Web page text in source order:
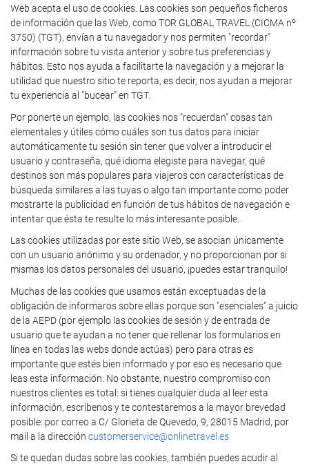
Web acepta el uso de cookies. Las cookies son pequeños ficheros
de información que las Web, como TOR GLOBAL TRAVEL (CICMA nº
3750) (TGT), envían a tu navegador y nos permiten "recordar"
información sobre tu visita anterior y sobre tus preferencias y
hábitos. Esto nos ayuda a facilitarte la navegación y a mejorar la
utilidad que nuestro sitio te reporta, es decir, nos ayudan a mejorar
tu experiencia al "bucear" en TGT.
Por ponerte un ejemplo, las cookies nos "recuerdan" cosas tan
elementales y útiles cómo cuáles son tus datos para iniciar
automáticamente tu sesión sin tener que volver a introducir el
usuario y contraseña, qué idioma elegiste para navegar, qué
destinos son más populares para viajeros con características de
búsqueda similares a las tuyas o algo tan importante como poder
mostrarte la publicidad en función de tus hábitos de navegación e
intentar que ésta te resulte lo más interesante posible.
Las cookies utilizadas por este sitio Web, se asocian únicamente
con un usuario anónimo y su ordenador, y no proporcionan por si
mismas los datos personales del usuario, ¡puedes estar tranquilo!
Muchas de las cookies que usamos están exceptuadas de la
obligación de informaros sobre ellas porque son "esenciales" a juicio
de la AEPD (por ejemplo las cookies de sesión y de entrada de
usuario que te ayudan a no tener que rellenar los formularios en
línea en todas las webs donde actúas) pero para otras es
importante que estés bien informado y por eso es necesario que
leas esta información. No obstante, nuestro compromiso con
nuestros clientes es total: si tienes cualquier duda al leer esta
información, escríbenos y te contestaremos a la mayor brevedad
posible: por correo a C/ Glorieta de Quevedo, 9, 28015 Madrid, por
mail a la dirección customerservice@onlinetravel.es
Si te quedan dudas sobre las cookies, también puedes acudir al